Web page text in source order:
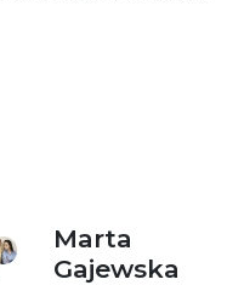
Marta
Gajewska